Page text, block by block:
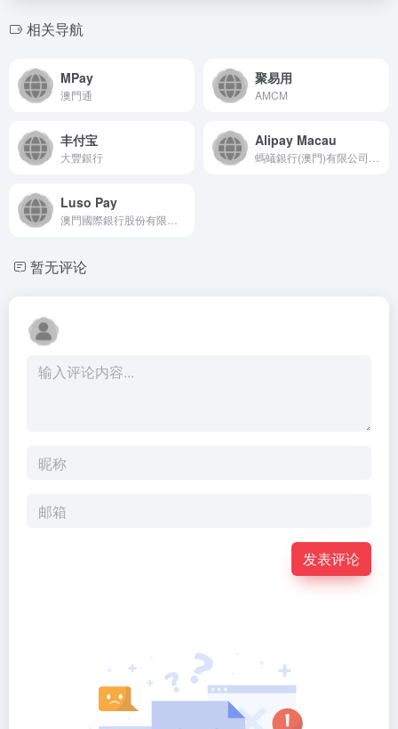
相关导航
MPay
澳門通
聚易用
AMCM
丰付宝
大豐銀行
Alipay Macau
Luso Pay
暂无评论
发表评论